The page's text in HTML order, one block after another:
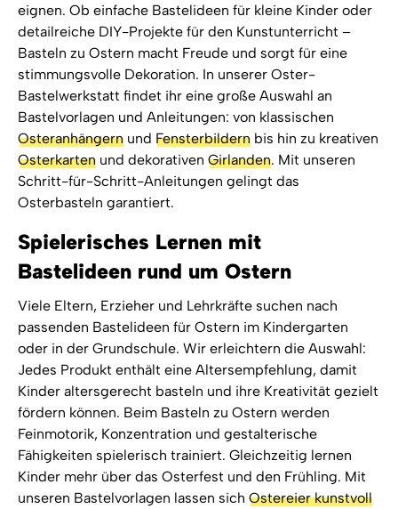
eignen. Ob einfache Bastelideen für kleine Kinder oder
detailreiche DIY-Projekte für den Kunstunterricht –
Basteln zu Ostern macht Freude und sorgt für eine
stimmungsvolle Dekoration. In unserer Oster-
Bastelwerkstatt findet ihr eine große Auswahl an
Bastelvorlagen und Anleitungen: von klassischen
Osteranhängern und Fensterbildern bis hin zu kreativen
Osterkarten und dekorativen Girlanden. Mit unseren
Schritt-für-Schritt-Anleitungen gelingt das
Osterbasteln garantiert.
Spielerisches Lernen mit
Bastelideen rund um Ostern
Viele Eltern, Erzieher und Lehrkräfte suchen nach
passenden Bastelideen für Ostern im Kindergarten
oder in der Grundschule. Wir erleichtern die Auswahl:
Jedes Produkt enthält eine Altersempfehlung, damit
Kinder altersgerecht basteln und ihre Kreativität gezielt
fördern können. Beim Basteln zu Ostern werden
Feinmotorik, Konzentration und gestalterische
Fähigkeiten spielerisch trainiert. Gleichzeitig lernen
Kinder mehr über das Osterfest und den Frühling. Mit
unseren Bastelvorlagen lassen sich Ostereier kunstvoll